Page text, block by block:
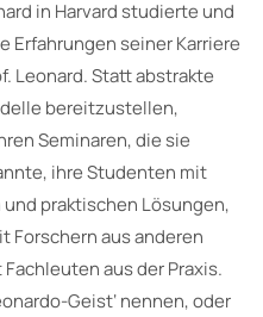
in Harvard studierte und
Erfahrungen seiner Karriere
Leonard. Statt abstrakte
bereitzustellen,
Seminaren, die sie
ihre Studenten mit
praktischen Lösungen,
Forschern aus anderen
aus der Praxis.
Geist‘ nennen, oder